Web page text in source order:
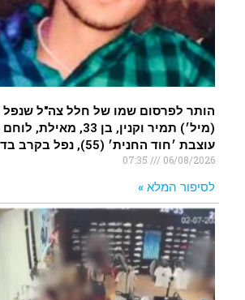
הותר לפרסום שמו של חלל צה"ל שנפל
עוצבת ׳חוד החנית׳ (55), נפל בקרב בדרום לבנון.
06/08/2026
לסיפור המלא »